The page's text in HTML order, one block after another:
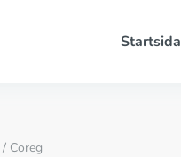
Startsida
/ Coreg